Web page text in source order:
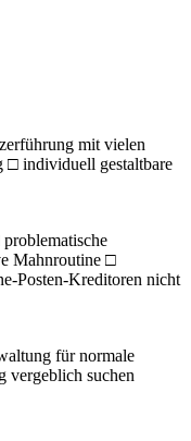
mit vielen
□ individuell gestaltbare
Mahnroutine □
Posten-Kreditoren nicht
für normale
vergeblich suchen